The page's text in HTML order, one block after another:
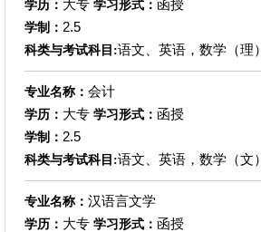
学历： 大专 学习形式： 函授
学制： 2.5
科类与考试科目:语文、英语，数学（理）
专业名称： 会计
学历： 大专 学习形式： 函授
学制： 2.5
科类与考试科目:语文、英语，数学（文）
专业名称： 汉语言文学
学历： 大专 学习形式： 函授